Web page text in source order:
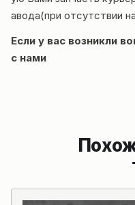
авода(при отсутствии
Если у вас возникли
с нами